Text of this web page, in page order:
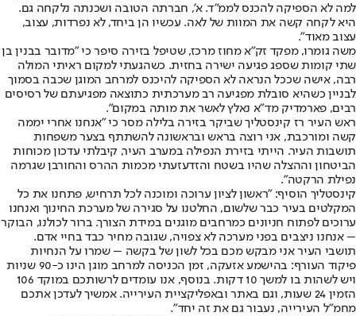
למה לא הספיקה להכנס לממ"ד. א', חברתה הטובה ושכנתה נלקחה גם.
היא לקחה קשה את המוות של לאה. עכשיו הן ביחד, לא נפרדות, עצוב,
עצוב מאוד".
משה גומרו, מפקד זק"א מחוז מרכז, שטיפל בזירה סיפר כי "מדובר בבנין בן
שתי קומות שספג פגיעה ישירה בחזית. כשהגעתי למקום ראיתי המולה
רבה, אישה שככל הנראה לא הספיקה להיכנס למרחב המוגן שכבה בסמוך
לבניין כשהיא סובלת מפגיעה רב מערכתית כתוצאה מפגיעתם של רסיסים
רבים, פארמדיק מד"א נאלץ לאשר את מותה במקום".
ראש העיר רז קינסטליך שביקר בזירה בלילה מסר כי "אנחנו אחרי יממה
קשה ומורכבת, אני רוצה בראש ובראשונה להשתתף בצער משפחות
תושבות העיר. הייתי בזירת הנפילה במערב העיר, קיבלתי עדכון מכוחות
הביטחון וההצלה שהיו בשטח והזדעזעתי מכמות ההרס והחורבן שגרמה
נפילת הרקטה".
קינסטליך הוסיף: "ראשון לציון ערוכה ומוכנה לכל תרחיש, פתחנו את כל
המקלטים בעיר כבר שלשום, החלטנו על סגירה של מערכת החינוך ואנחנו
ערוכים לפתוח חניונים כמרחבים מוגנים במידת הצורך. ברור לכולנו, הבוקר
– אנחנו ניצבים בפני מערכה לא צפויה, שגובה מחיר כבד בחיי אדם.
תושבי העיר אני מבקש מכם בכל לשון של בקשה – שמרו על הנחיות
פיקוד העורף: בהישמע אזעקה, זמן הכניסה למרחב מוגן הינו כ-90 שניות
ויש לשהות בו למשך 10 דקות. בנוסף, אנו עומדים לרשותכם במוקד 106
הזמין 24 שעות, וגם באתר ובאפליקציית העירייה. אמשיך לעדכן אתכם
מחמ״ל העירייה, נעבור גם את זה יחד".